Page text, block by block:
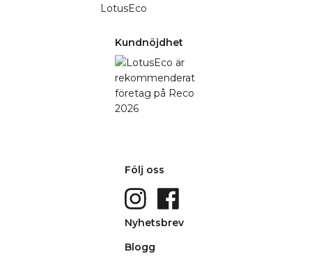
Kundnöjdhet
Följ oss
Nyhetsbrev
Blogg